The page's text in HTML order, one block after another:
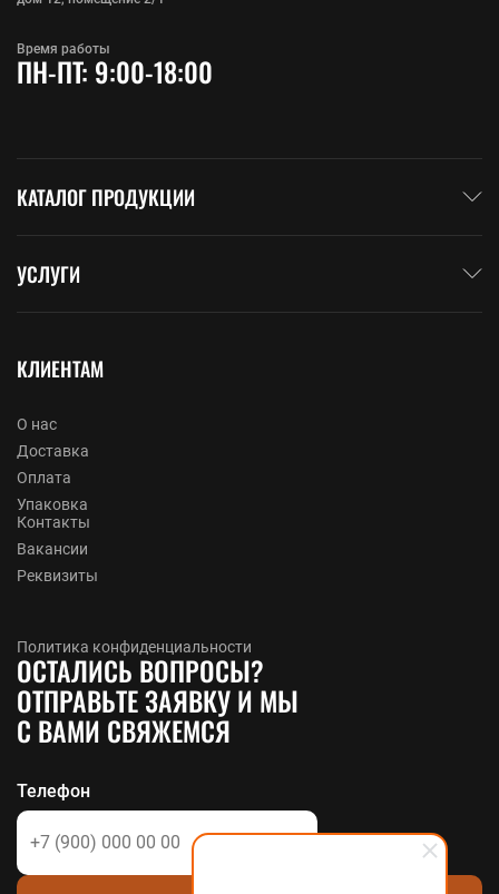
Время работы
ПН-ПТ: 9:00-18:00
КАТАЛОГ ПРОДУКЦИИ
УСЛУГИ
КЛИЕНТАМ
О нас
Доставка
Оплата
Упаковка
Контакты
Вакансии
Реквизиты
Политика конфиденциальности
ОСТАЛИСЬ ВОПРОСЫ?
ОТПРАВЬТЕ ЗАЯВКУ И МЫ
С ВАМИ СВЯЖЕМСЯ
Телефон